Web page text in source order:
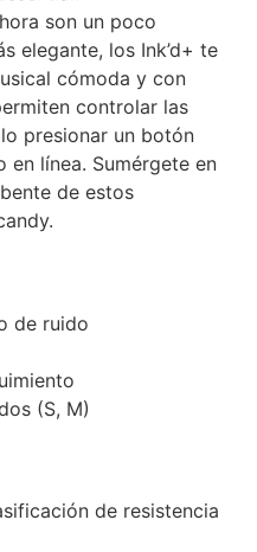
son un poco
elegante, los Ink’d+ te
cómoda y con
controlar las
presionar un botón
línea. Sumérgete en
de estos
de ruido
(S, M)
de resistencia